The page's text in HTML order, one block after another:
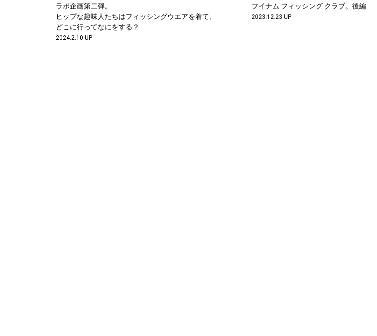
ラボ企画第二弾。
ヒップな趣味人たちはフィッシングウエアを着て、
どこに行ってなにをする？
2024.2.10 UP
フイナム フィッシング クラブ。後編
2023.12.23 UP